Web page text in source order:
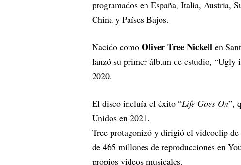
programados en España, Italia, Austria,
China y Países Bajos.
Nacido como Oliver Tree Nickell en
lanzó su primer álbum de estudio,
2020.
El disco incluía el éxito “Life Goes On”,
Unidos en 2021.
Tree protagonizó y dirigió el videoclip de
de 465 millones de reproducciones en
propios videos musicales.